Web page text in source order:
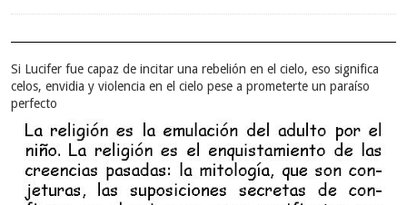
Si Lucifer fue capaz de incitar una rebelión en el cielo, eso significa
celos, envidia y violencia en el cielo pese a prometerte un paraíso
perfecto